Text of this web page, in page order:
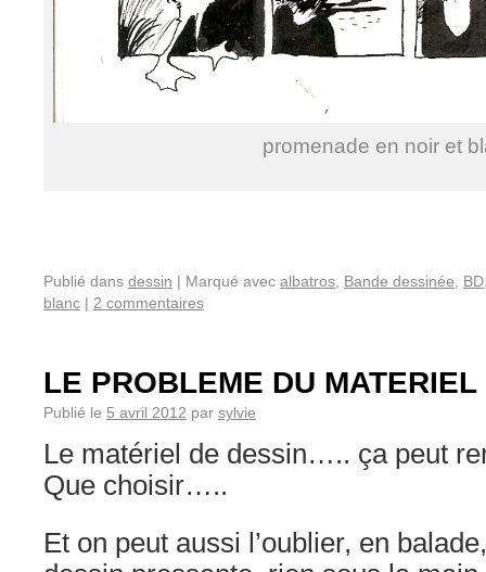
promenade en noir et
Publié dans dessin | Marqué avec albatros Bande dessinée BD
blanc | 2 commentaires
LE PROBLEME DU MATERIEL
Publié le 5 avril 2012 par sylvie
Le matériel de dessin….. ça peut
Que choisir…..
Et on peut aussi l’oublier, en